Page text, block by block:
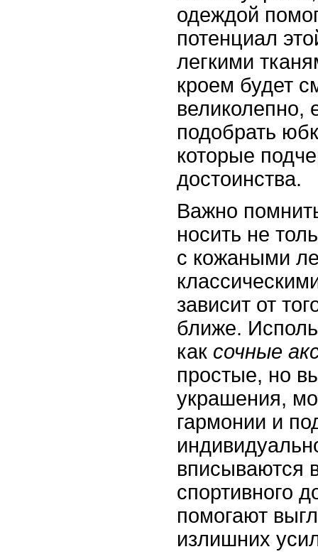
одеждой
потенциал
легкими
кроем будет
великолепно,
подобрать
которые
достоинства.
Важно
носить не
с кожаными
зависит от
ближе.
как сочные
простые, но
украшения,
гармонии и
вписываются
спортивного
помогают
излишних